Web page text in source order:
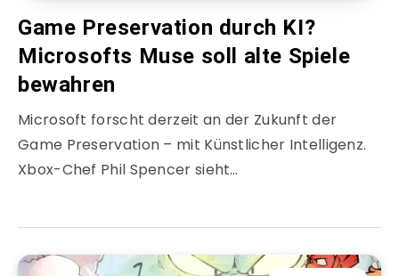
Game Preservation durch KI?
Microsofts Muse soll alte Spiele
bewahren
Microsoft forscht derzeit an der Zukunft der
Game Preservation – mit Künstlicher Intelligenz.
Xbox-Chef Phil Spencer sieht…